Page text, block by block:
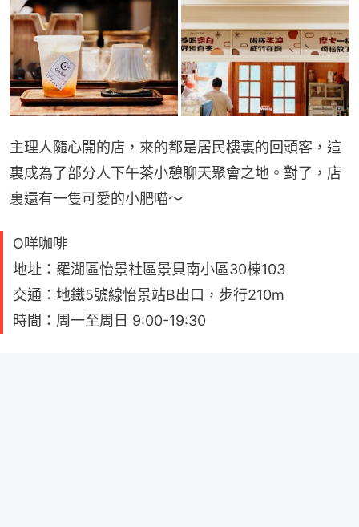
主理人隨心開的店，來的都是居民樓裏的回頭客，這
裏成為了部分人下午茶小憩聊天聚會之地。對了，店
裏還有一隻可愛的小肥喵～
O咩咖啡
地址：羅湖區怡景社區景貝南小區30棟103
交通：地鐵5號線怡景站B出口，步行210m
時間：周一至周日 9:00-19:30